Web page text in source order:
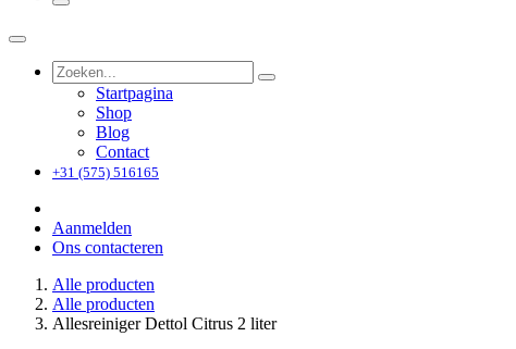
Startpagina
Shop
Blog
Contact
+31 (575) 516165
Aanmelden
Ons contacteren
Alle producten
Alle producten
Allesreiniger Dettol Citrus 2 liter